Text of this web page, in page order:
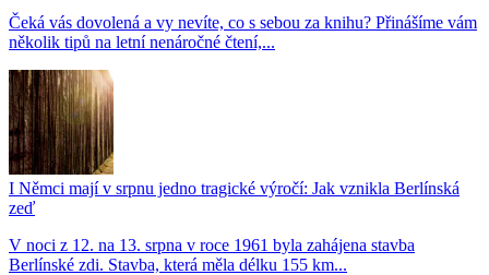
Čeká vás dovolená a vy nevíte, co s sebou za knihu? Přinášíme vám
několik tipů na letní nenáročné čtení,...
I Němci mají v srpnu jedno tragické výročí: Jak vznikla Berlínská
zeď
V noci z 12. na 13. srpna v roce 1961 byla zahájena stavba
Berlínské zdi. Stavba, která měla délku 155 km...